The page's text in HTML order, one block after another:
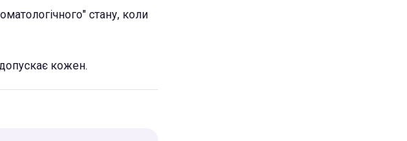
стану, коли
кожен.